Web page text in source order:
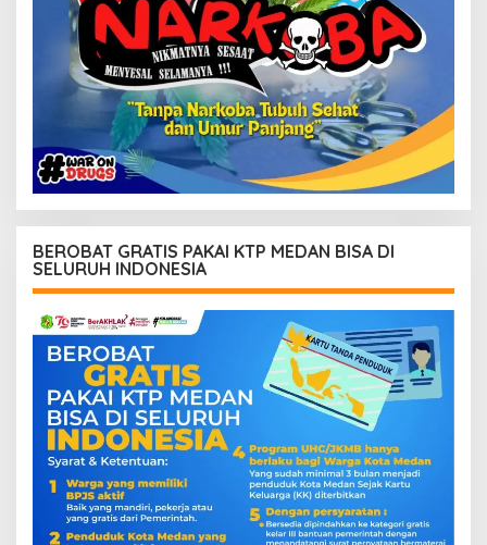
BEROBAT GRATIS PAKAI KTP MEDAN BISA DI
SELURUH INDONESIA